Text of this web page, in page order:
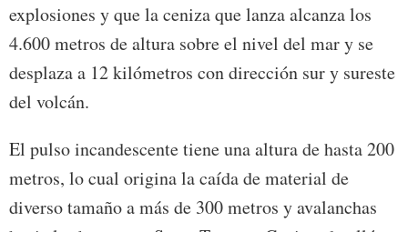
explosiones y que la ceniza que lanza alcanza los
4.600 metros de altura sobre el nivel del mar y se
desplaza a 12 kilómetros con dirección sur y sureste
del volcán.
El pulso incandescente tiene una altura de hasta 200
metros, lo cual origina la caída de material de
diverso tamaño a más de 300 metros y avalanchas